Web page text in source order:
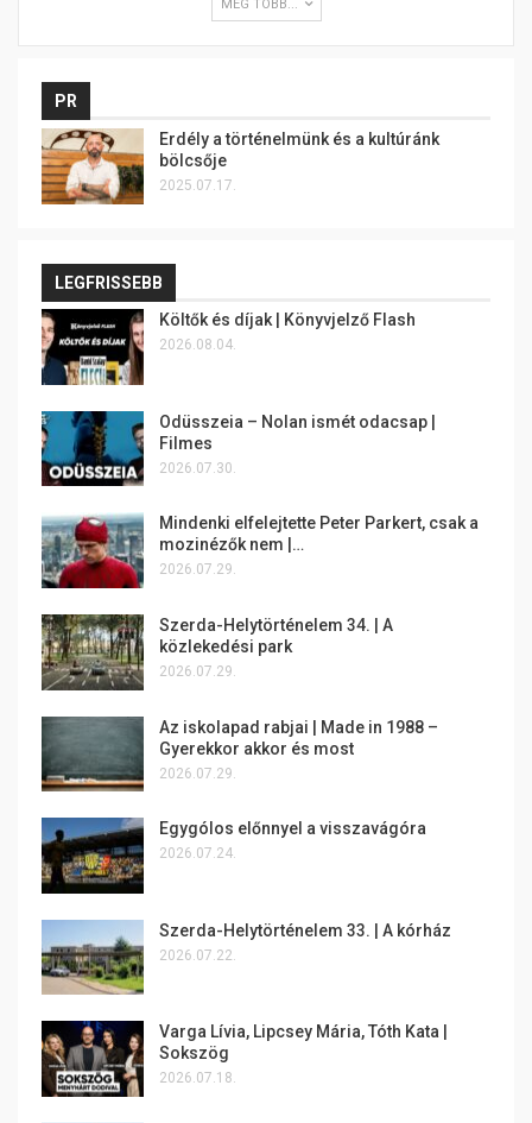
MÉG TÖBB...
PR
Erdély a történelmünk és a kultúránk
bölcsője
2025.07.17.
LEGFRISSEBB
Költők és díjak | Könyvjelző Flash
2026.08.04.
Odüsszeia – Nolan ismét odacsap |
Filmes
2026.07.30.
Mindenki elfelejtette Peter Parkert, csak a
mozinézők nem |…
2026.07.29.
Szerda-Helytörténelem 34. | A
közlekedési park
2026.07.29.
Az iskolapad rabjai | Made in 1988 –
Gyerekkor akkor és most
2026.07.29.
Egygólos előnnyel a visszavágóra
2026.07.24.
Szerda-Helytörténelem 33. | A kórház
2026.07.22.
Varga Lívia, Lipcsey Mária, Tóth Kata |
Sokszög
2026.07.18.